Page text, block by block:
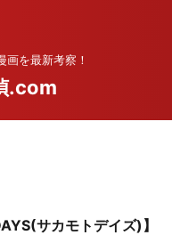
画を最新考察！
.com
サカモトデイズ)】